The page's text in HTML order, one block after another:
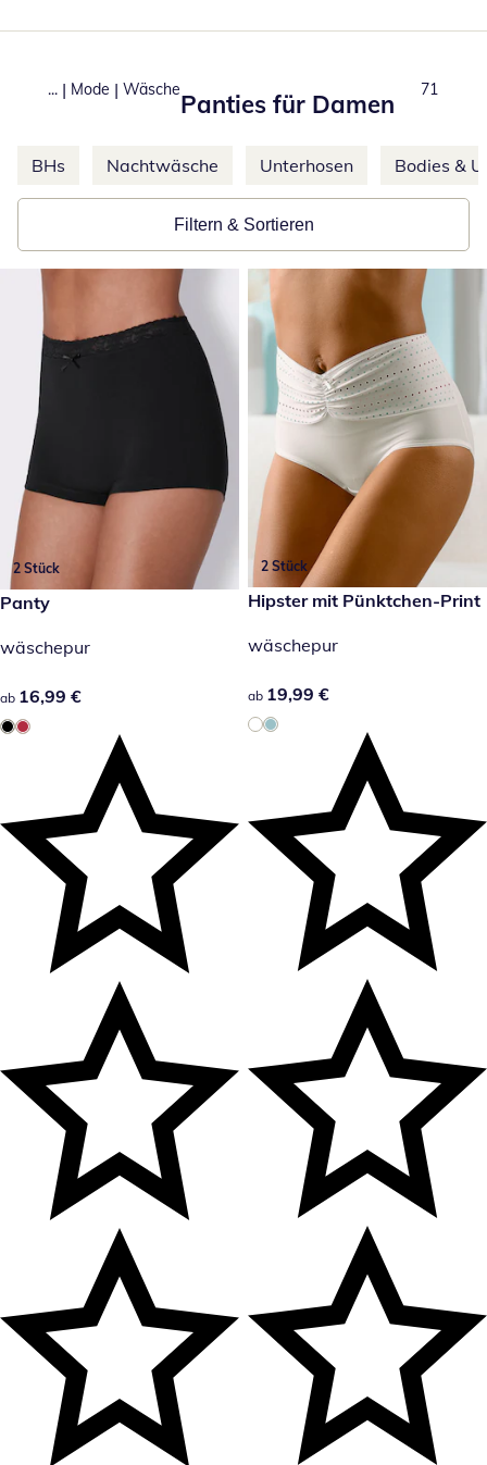
... | Mode | Wäsche
Panties für Damen
Produkte
71
Weitere Kategorien überspringen
BHs Nachtwäsche Unterhosen Bodies &
Filtern & Sortieren
2 Stück
16,99 €
Panty
wäschepur
16,99 €
ab 16,99 €
2 Stück
19,99 €
Hipster mit Pünktchen-Print
wäschepur
19,99 €
ab 19,99 €